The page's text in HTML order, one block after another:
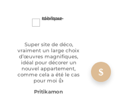
Super site de déco,
vraiment un large choix
d’œuvres magnifiques,
idéal pour décorer un
nouvel appartement,
comme cela a été le cas
pour moi 👍
Pritikamon